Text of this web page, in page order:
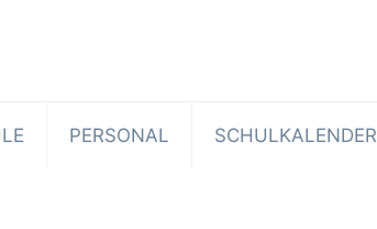
PERSONAL SCHULKALENDER